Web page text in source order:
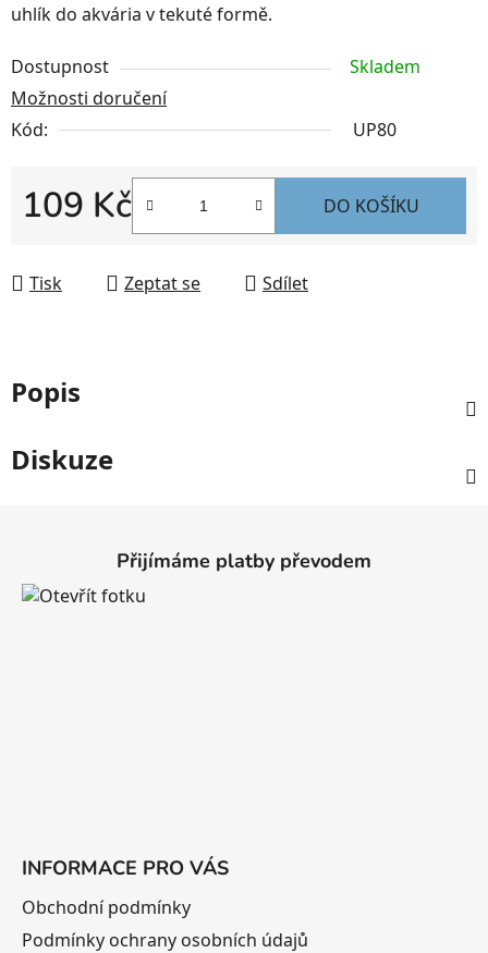
uhlík do akvária v tekuté formě.
Dostupnost
Skladem
Možnosti doručení
Kód:
UP80
109 Kč DO KOŠÍKU
Tisk Zeptat se Sdílet
Popis
Diskuze
Přijímáme platby převodem
INFORMACE PRO VÁS
Obchodní podmínky
Podmínky ochrany osobních údajů